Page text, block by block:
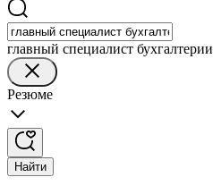
главный специалист бухгалтерии
Резюме
Найти